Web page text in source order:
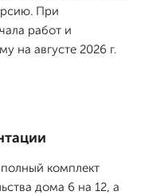
При
работ и
на августе 2026 г.
комплект
дома 6 на 12, а